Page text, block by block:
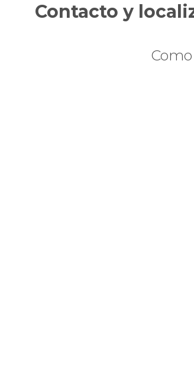
Contacto y